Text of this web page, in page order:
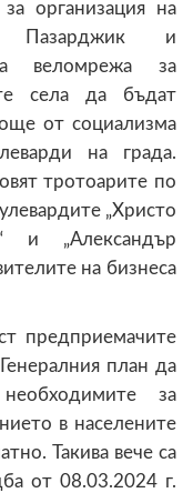
организация на
Пазарджик и
веломрежа за
села да бъдат
от социализма
на града.
тротоарите по
„Христо
и „Александър
на бизнеса
предприемачите
план да
за
в населените
Такива вече са
от 08.03.2024 г.